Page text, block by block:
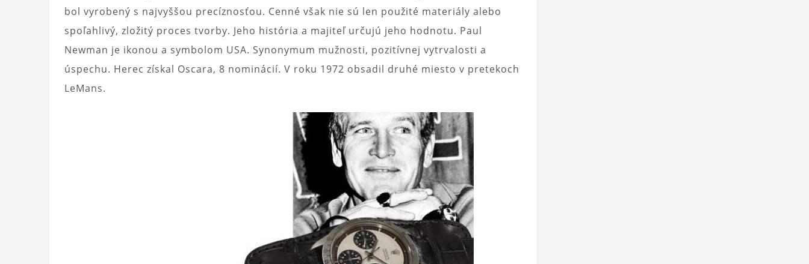
bol vyrobený s najvyššou precíznosťou. Cenné však nie sú len použité materiály alebo
spoľahlivý, zložitý proces tvorby. Jeho história a majiteľ určujú jeho hodnotu. Paul
Newman je ikonou a symbolom USA. Synonymum mužnosti, pozitívnej vytrvalosti a
úspechu. Herec získal Oscara, 8 nominácií. V roku 1972 obsadil druhé miesto v pretekoch
LeMans.